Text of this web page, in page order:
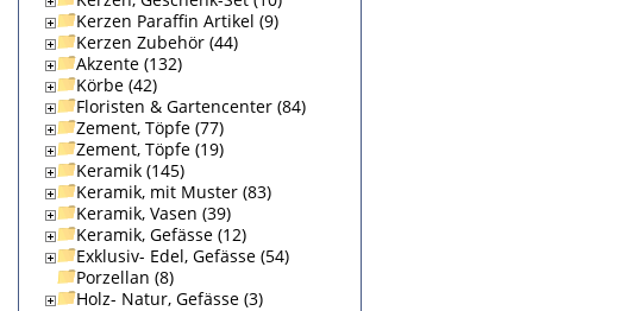
Kerzen Paraffin Artikel (9)
Kerzen Zubehör (44)
Akzente (132)
Körbe (42)
Floristen & Gartencenter (84)
Zement, Töpfe (77)
Zement, Töpfe (19)
Keramik (145)
Keramik, mit Muster (83)
Keramik, Vasen (39)
Keramik, Gefässe (12)
Exklusiv- Edel, Gefässe (54)
Porzellan (8)
Holz- Natur, Gefässe (3)